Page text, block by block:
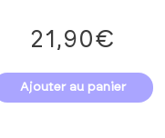
21,90€
Ajouter au panier